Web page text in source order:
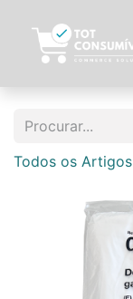
Todos os Artigos